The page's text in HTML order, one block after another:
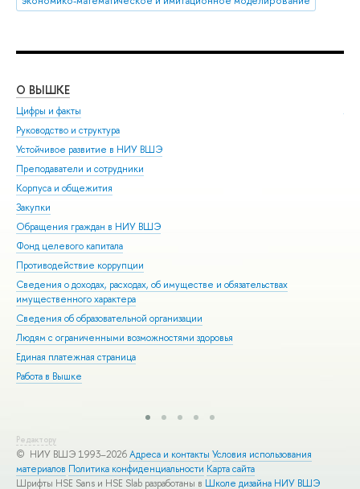
О ВЫШКЕ
Цифры и факты
Руководство и структура
Устойчивое развитие в НИУ ВШЭ
Преподаватели и сотрудники
Корпуса и общежития
Закупки
Обращения граждан в НИУ ВШЭ
Фонд целевого капитала
Противодействие коррупции
Сведения о доходах, расходах, об имуществе и обязательствах
имущественного характера
Сведения об образовательной организации
Людям с ограниченными возможностями здоровья
Единая платежная страница
Работа в Вышке
Редактору
© НИУ ВШЭ 1993–2026Адреса и контакты Условия использования
материалов Политика конфиденциальности Карта сайта
Шрифты HSE Sans и HSE Slab разработаны в Школе дизайна НИУ ВШЭ